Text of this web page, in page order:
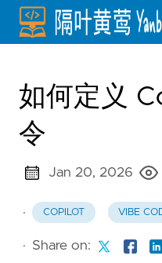
如何定义
令
Jan 20, 2026
· COPILOT VIBE
· Share on: